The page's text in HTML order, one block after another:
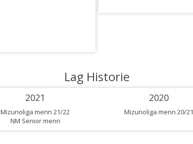
Lag Historie
2021
Mizunoliga menn 21/22
NM Senior menn
2020
Mizunoliga menn 20/21